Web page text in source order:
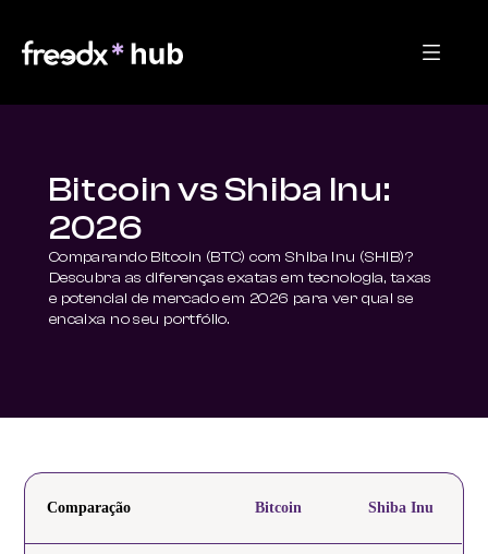
Bitcoin vs Shiba Inu:
2026
Comparando Bitcoin (BTC) com Shiba Inu (SHIB)?
Descubra as diferenças exatas em tecnologia, taxas
e potencial de mercado em 2026 para ver qual se
encaixa no seu portfólio.
Comparação Bitcoin Shiba Inu